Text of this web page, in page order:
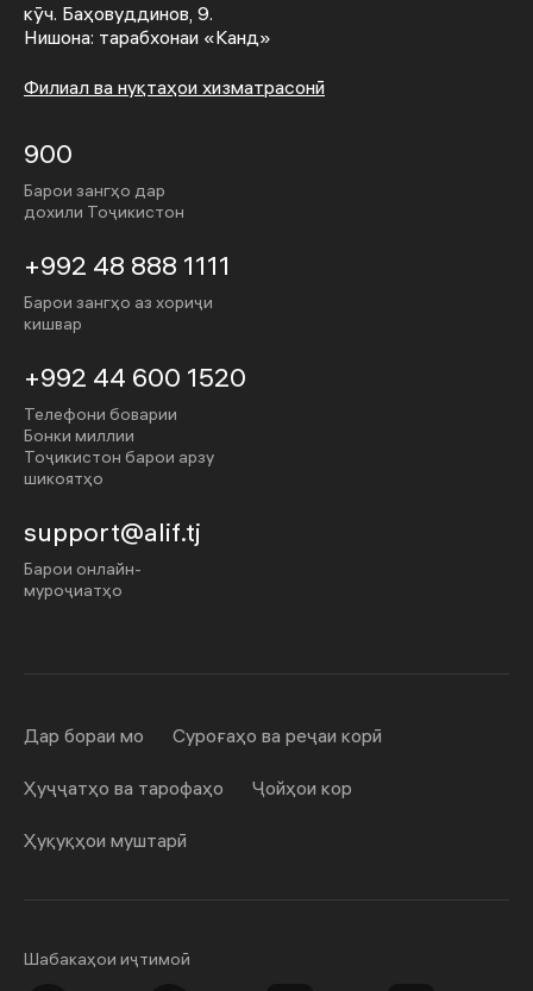
кӯч. Баҳовуддинов, 9.
Нишона: тарабхонаи «Канд»
Филиал ва нуқтаҳои хизматрасонӣ
900
Барои зангҳо дар
дохили Тоҷикистон
+992 48 888 1111
Барои зангҳо аз хориҷи
кишвар
+992 44 600 1520
Телефони боварии
Бонки миллии
Тоҷикистон барои арзу
шикоятҳо
support@alif.tj
Барои онлайн-
муроҷиатҳо
Шабакаҳои иҷтимоӣ
Дар бораи мо Суроғаҳо ва реҷаи корӣ
Ҳуҷҷатҳо ва тарофаҳо Ҷойҳои кор
Ҳуқуқҳои муштарӣ